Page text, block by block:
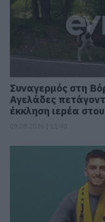
Συναγερμός στη
Αγελάδες
έκκληση ιερέα